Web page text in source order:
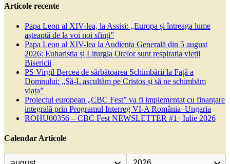
Articole recente
Papa Leon al XIV-lea, la Assisi: „Europa și întreaga lume
așteaptă de la voi noi sfinți”
Papa Leon al XIV-lea la Audiența Generală din 5 august
2026: Euharistia și Liturgia Orelor sunt respirația vieții
Bisericii
PS Virgil Bercea de sărbătoarea Schimbării la Față a
Domnului: „Să-L ascultăm pe Cristos și să ne schimbăm
viața”
Proiectul european „CBC Fest” va fi implementat cu finanțare
integrală prin Programul Interreg VI-A România–Ungaria
ROHU00356 – CBC Fest NEWSLETTER #1 | Iulie 2026
Calendar Articole